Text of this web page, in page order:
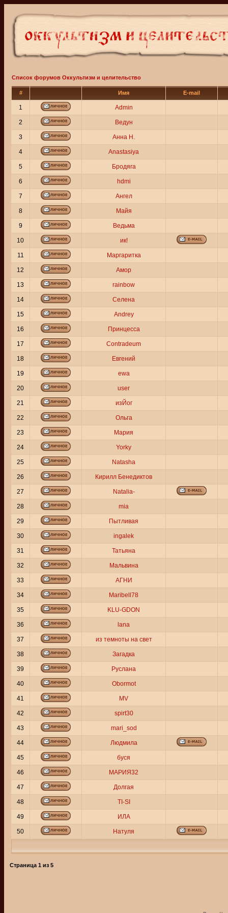
Список форумов Оккультизм и целительство
# Имя E-mail
1 Admin
2 Ведун
3 Анна Н.
4 Anastasiya
5 Бродяга
6 hdmi
7 Ангел
8 Майя
9 Ведьма
10 ик!
11 Маргаритка
12 Амор
13 rainbow
14 Селена
15 Andrey
16 Принцесса
17 Contradeum
18 Евгений
19 ewa
20 user
21 изЙог
22 Ольга
23 Мария
24 Yorky
25 Natasha
26 Кирилл Бенедиктов
27 Natalia-
28 mia
29 Пытливая
30 ingalek
31 Татьяна
32 Мальвина
33 АГНИ
34 Maribell78
35 KLU-GDON
36 lana
37 из темноты на свет
38 Загадка
39 Руслана
40 Obormot
41 MV
42 spirt30
43 mari_sod
44 Людмила
45 буся
46 МАРИЯ32
47 Долгая
48 TI-SI
49 ИЛА
50 Натуля
Страница 1 из 5